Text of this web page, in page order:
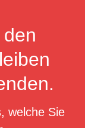
welche Sie